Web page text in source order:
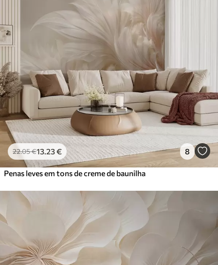
22.05€13 .23€ 8
Penas leves em tons de creme de baunilha